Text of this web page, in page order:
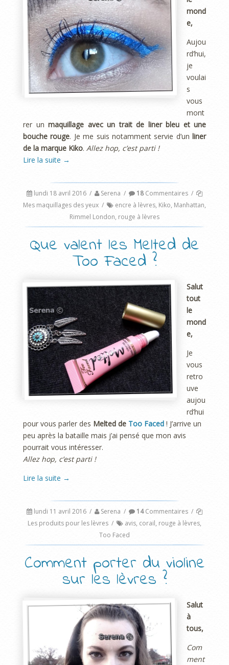
mond
e,
Aujou
rd’hui,
je
voulai
s
vous
mont
rer un maquillage avec un trait de liner bleu et une
bouche rouge. Je me suis notamment servie d’un liner
de la marque Kiko. Allez hop, c’est parti !
Lire la suite →
lundi 18 avril 2016 / Serena / 18Commentaires /
Mes maquillages des yeux / encre à lèvres, Kiko, Manhattan,
Rimmel London, rouge à lèvres
Que valent les Melted de
Too Faced ?
Salut
tout
le
mond
e,
Je
vous
retro
uve
aujou
rd’hui
pour vous parler des Melted de Too Faced ! J’arrive un
peu après la bataille mais j’ai pensé que mon avis
pourrait vous intéresser.
Allez hop, c’est parti !
Lire la suite →
lundi 11 avril 2016 / Serena / 14Commentaires /
Les produits pour les lèvres / avis, corail, rouge à lèvres,
Too Faced
Comment porter du violine
sur les lèvres ?
Salut
à
tous,
Com
ment